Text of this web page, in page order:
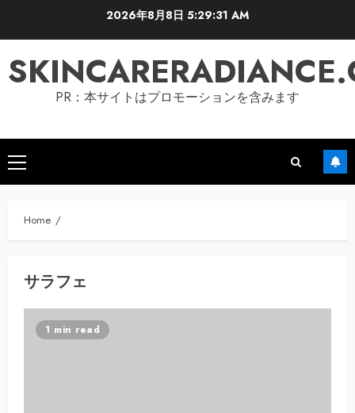
2026年8月8日 5:29:32 AM
PR：本サイトはプロモーションを含みます
Primary
Menu
Home
サラフェ
1 min read